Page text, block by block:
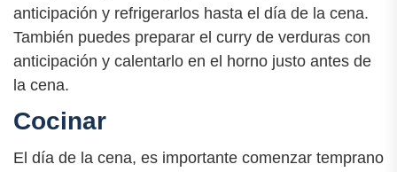
anticipación y refrigerarlos hasta el día de la cena.
También puedes preparar el curry de verduras con
anticipación y calentarlo en el horno justo antes de
la cena.
Cocinar
El día de la cena, es importante comenzar temprano